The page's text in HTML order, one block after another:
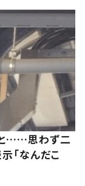
……思わず二
「なんだこ